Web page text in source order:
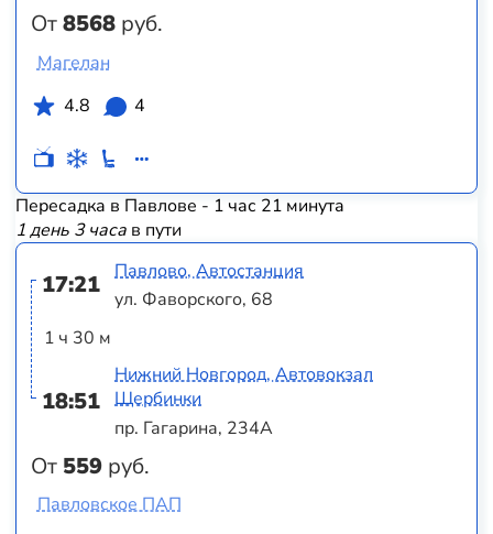
От8568 руб.
Магелан
4.8
4
Пересадка в Павлове - 1 час 21 минута
1 день 3 часав пути
17:21
1 ч 30 м
18:51
От 559 руб.
Павлово, Автостанция
ул. Фаворского, 68
Нижний Новгород, Автовокзал
Щербинки
пр. Гагарина, 234А
Павловское ПАП